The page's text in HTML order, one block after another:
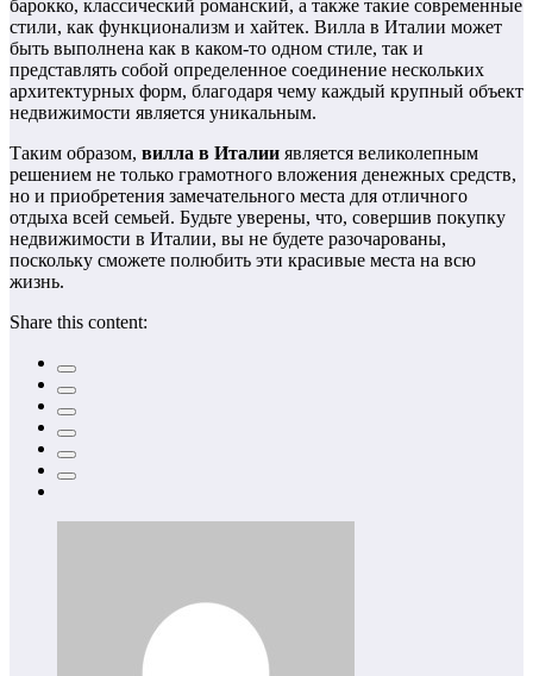
барокко, классический романский, а также такие современные
стили, как функционализм и хайтек. Вилла в Италии может
быть выполнена как в каком-то одном стиле, так и
представлять собой определенное соединение нескольких
архитектурных форм, благодаря чему каждый крупный объект
недвижимости является уникальным.
Таким образом, вилла в Италии является великолепным
решением не только грамотного вложения денежных средств,
но и приобретения замечательного места для отличного
отдыха всей семьей. Будьте уверены, что, совершив покупку
недвижимости в Италии, вы не будете разочарованы,
поскольку сможете полюбить эти красивые места на всю
жизнь.
Share this content: